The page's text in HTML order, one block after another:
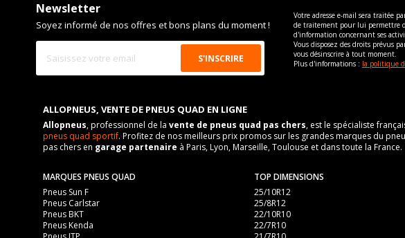
Newsletter
Soyez informé de nos offres et bons plans du moment !
Votre adresse e-mail sera traitée
de traitement pour lui permettre
d'information concernant ses
Vous disposez des droits prévus
vous désinscrire à tout moment.
Plus d'informations : la politique
ALLOPNEUS, VENTE DE PNEUS QUAD EN LIGNE
Allopneus, professionnel de la vente de pneus quad pas chers, est le spécialiste
pneus quad sportif. Profitez de nos meilleurs prix promos sur les grandes marques du
pas chers en garage partenaire à Paris, Lyon, Marseille, Toulouse et dans toute la France.
MARQUES PNEUS QUAD
Pneus Sun F
Pneus Carlstar
Pneus BKT
Pneus Kenda
TOP DIMENSIONS
25/10R12
25/8R12
22/10R10
22/7R10